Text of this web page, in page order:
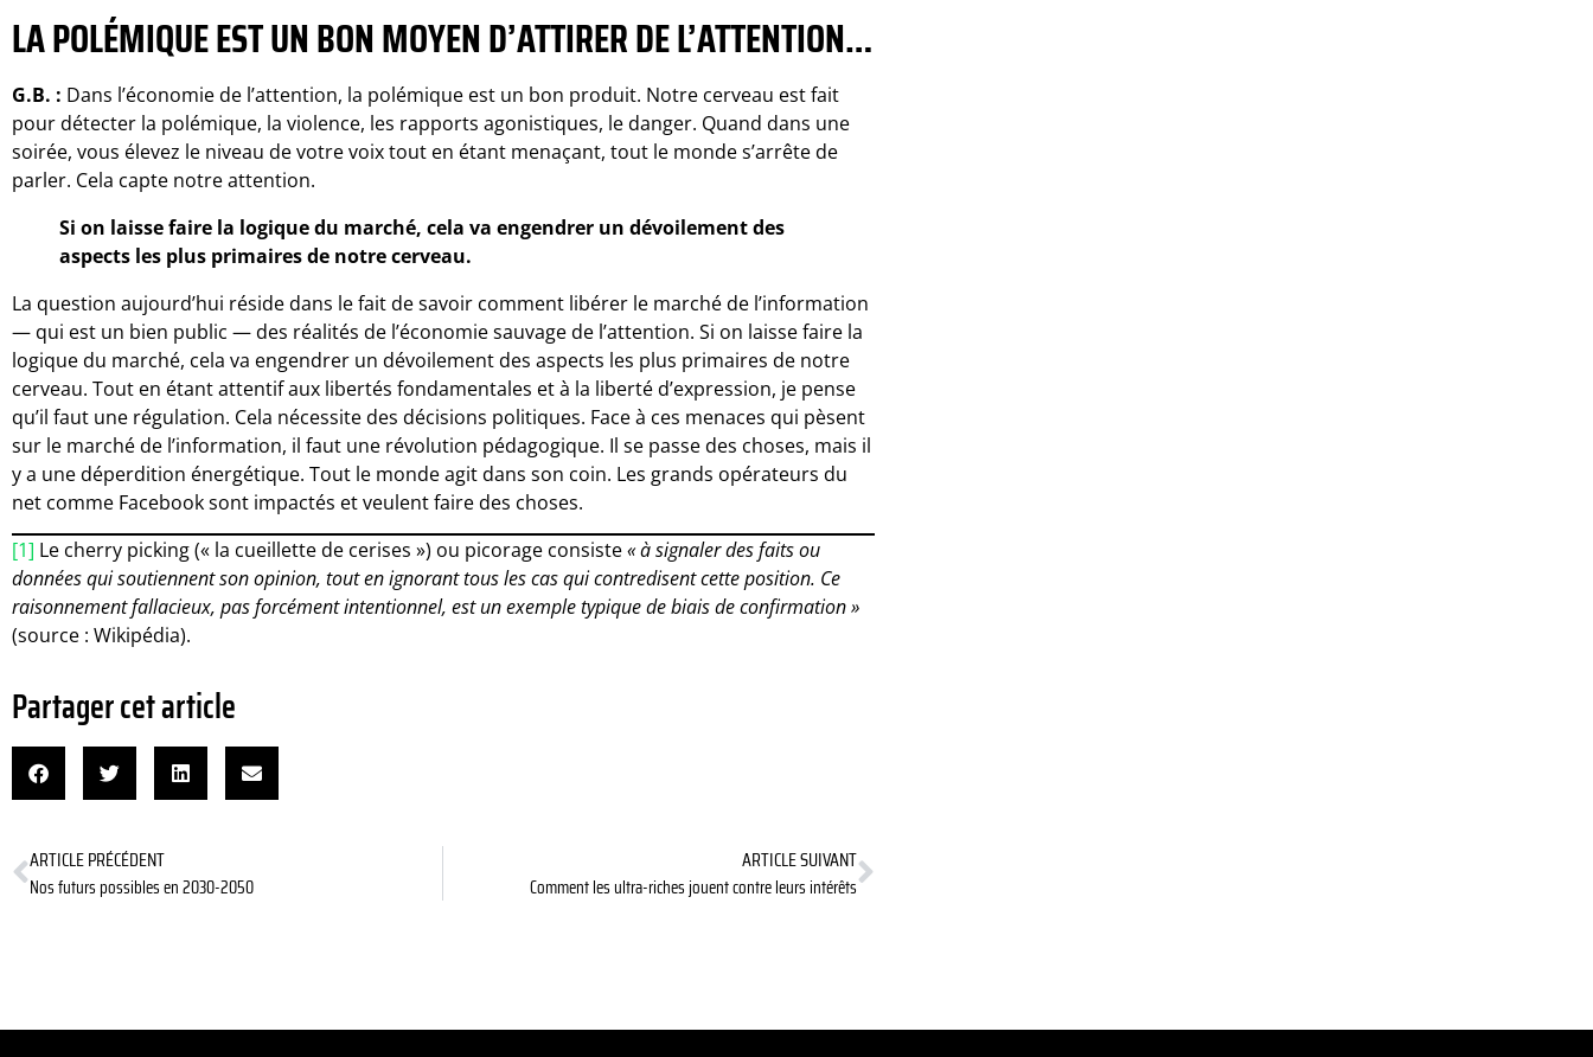
LA POLÉMIQUE EST UN BON MOYEN D’ATTIRER DE L’ATTENTION…
G.B. : Dans l’économie de l’attention, la polémique est un bon produit. Notre cerveau est fait
pour détecter la polémique, la violence, les rapports agonistiques, le danger. Quand dans une
soirée, vous élevez le niveau de votre voix tout en étant menaçant, tout le monde s’arrête de
parler. Cela capte notre attention.
Si on laisse faire la logique du marché, cela va engendrer un dévoilement des
aspects les plus primaires de notre cerveau.
La question aujourd’hui réside dans le fait de savoir comment libérer le marché de l’information
— qui est un bien public — des réalités de l’économie sauvage de l’attention. Si on laisse faire la
logique du marché, cela va engendrer un dévoilement des aspects les plus primaires de notre
cerveau. Tout en étant attentif aux libertés fondamentales et à la liberté d’expression, je pense
qu’il faut une régulation. Cela nécessite des décisions politiques. Face à ces menaces qui pèsent
sur le marché de l’information, il faut une révolution pédagogique. Il se passe des choses, mais il
y a une déperdition énergétique. Tout le monde agit dans son coin. Les grands opérateurs du
net comme Facebook sont impactés et veulent faire des choses.
[1] Le cherry picking (« la cueillette de cerises ») ou picorage consiste« à signaler des faits ou
données qui soutiennent son opinion, tout en ignorant tous les cas qui contredisent cette position. Ce
raisonnement fallacieux, pas forcément intentionnel, est un exemple typique de biais de confirmation »
(source : Wikipédia).
Partager cet article
ARTICLE PRÉCÉDENT
Nos futurs possibles en 2030-2050
ARTICLE SUIVANT
Comment les ultra-riches jouent contre leurs intérêts